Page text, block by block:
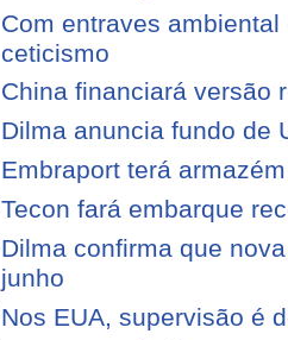
Com entraves
ceticismo
China financiará versão
Dilma anuncia fundo de
Embraport terá
Tecon fará embarque
Dilma confirma que
junho
Nos EUA, supervisão é